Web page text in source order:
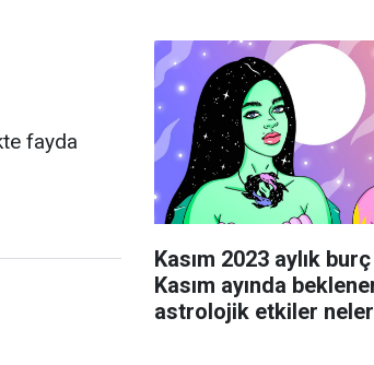
fayda
Kasım 2023 aylık
Kasım ayında
astrolojik etkiler